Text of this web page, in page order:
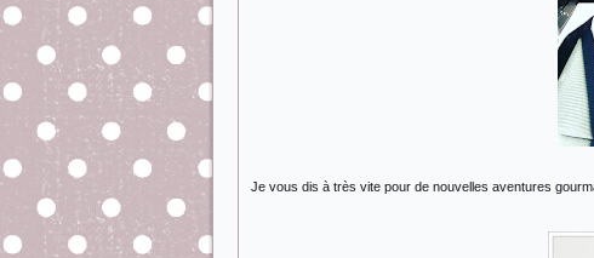
Je vous dis à très vite pour de nouvelles aventures